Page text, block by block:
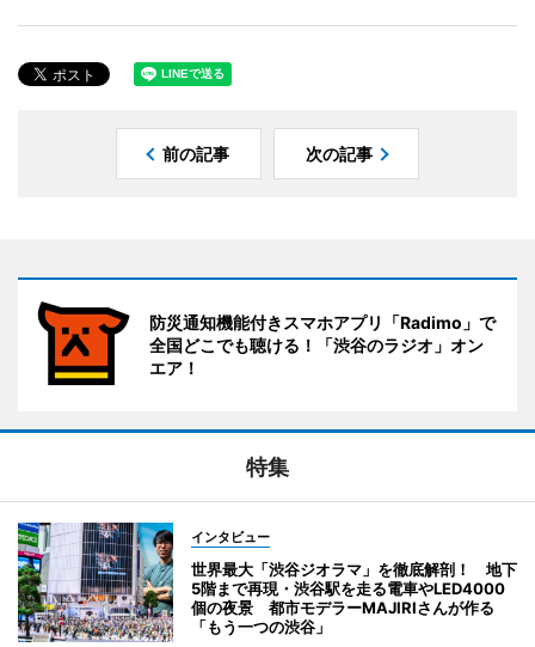
前の記事 次の記事
防災通知機能付きスマホアプリ「Radimo」で
全国どこでも聴ける！「渋谷のラジオ」オン
エア！
特集
インタビュー
世界最大「渋谷ジオラマ」を徹底解剖！ 地下
5階まで再現・渋谷駅を走る電車やLED4000
個の夜景 都市モデラーMAJIRIさんが作る
「もう一つの渋谷」